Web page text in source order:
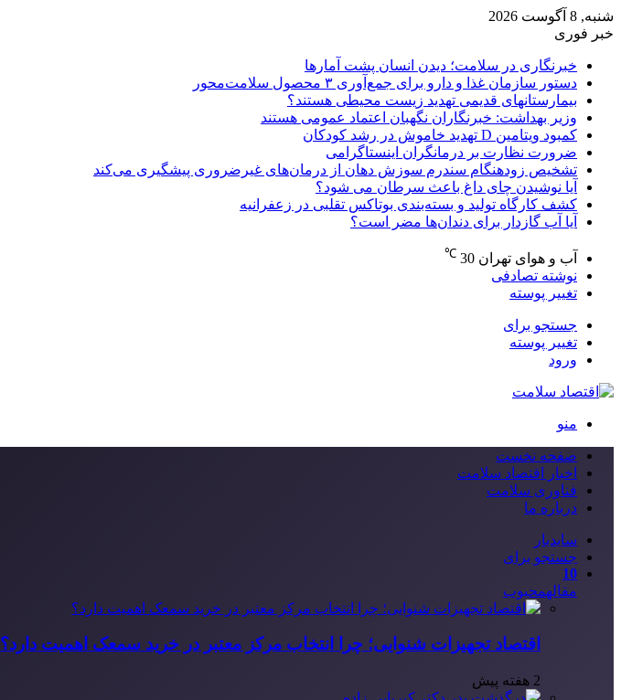
شنبه, 8 آگوست 2026
خبر فوری
خبرنگاری در سلامت؛ دیدن انسان پشت آمارها
دستور سازمان غذا و دارو برای جمع‌آوری ۳ محصول سلامت‌محور
بیمارستانهای قدیمی تهدید زیست محیطی هستند؟
وزیر بهداشت: خبرنگاران نگهبان اعتماد عمومی هستند
کمبود ویتامین D تهدید خاموش در رشد کودکان
ضرورت نظارت بر درمانگران اینستاگرامی
تشخیص زودهنگام سندرم سوزش دهان از درمان‌های غیرضروری پیشگیری می‌کند
آیا نوشیدن چای داغ باعث سرطان می شود؟
کشف کارگاه تولید و بسته‌بندی بوتاکس تقلبی در زعفرانیه
آیا آب گازدار برای دندان‌ها مضر است؟
آب و هوای تهران 30
℃
نوشته تصادفی
تغییر پوسته
جستجو برای
تغییر پوسته
ورود
منو
صفحه نخست
اخبار اقتصاد سلامت
فناوری سلامت
درباره ما
سایدبار
جستجو برای
10
مقالهمحبوب
اقتصاد تجهیزات شنوایی؛ چرا انتخاب مرکز معتبر در خرید سمعک اهمیت دارد؟
2 هفته پیش